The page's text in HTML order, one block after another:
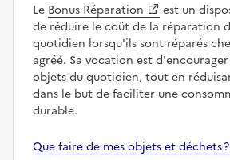
Le Bonus Réparation
est un
de réduire le coût de la réparation
quotidien lorsqu'ils sont réparés
agréé. Sa vocation est
objets du quotidien, tout en
dans le but de faciliter une
durable.
Que faire de mes objets et déchets ?